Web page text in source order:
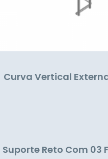
Curva Vertical
Suporte Reto Com 03